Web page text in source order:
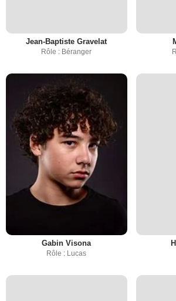
Jean-Baptiste Gravelat
Rôle : Béranger
Gabin Visona
Rôle : Lucas